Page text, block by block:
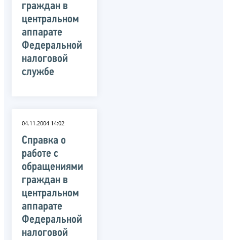
граждан в
центральном
аппарате
Федеральной
налоговой
службе
04.11.2004 14:02
Справка о
работе с
обращениями
граждан в
центральном
аппарате
Федеральной
налоговой